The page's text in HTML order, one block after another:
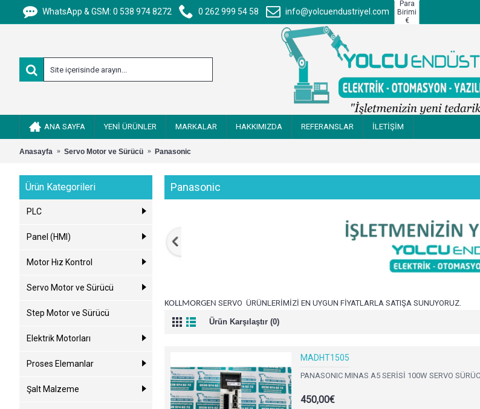
WhatsApp & GSM: 0 538 974 8272 0 262 999 54 58 info@yolcuendustriyel.com
Para
Birimi
€
ANA SAYFA YENİ ÜRÜNLER MARKALAR HAKKIMIZDA REFERANSLAR İLETİŞİM
Anasayfa Servo Motor ve Sürücü Panasonic
Ürün Kategorileri
PLC
Panel (HMI)
Motor Hız Kontrol
Servo Motor ve Sürücü
Step Motor ve Sürücü
Elektrik Motorları
Proses Elemanlar
Şalt Malzeme
Panasonic
KOLLMORGEN SERVO ÜRÜNLERİMİZİ EN UYGUN FİYATLARLA SATIŞA SUNUYORUZ.
Ürün Karşılaştır (0)
MADHT1505
PANASONIC MINAS A5 SERİSİ 100W SERVO
450,00€